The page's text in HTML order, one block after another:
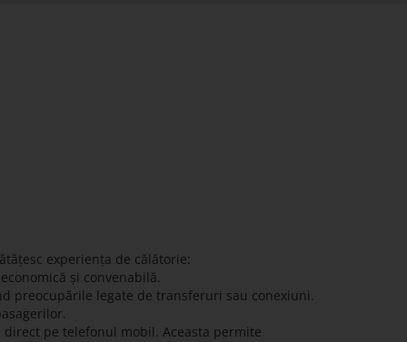
experiența de călătorie:
și convenabilă.
preocupările legate de transferuri sau conexiuni.
pe telefonul mobil. Aceasta permite